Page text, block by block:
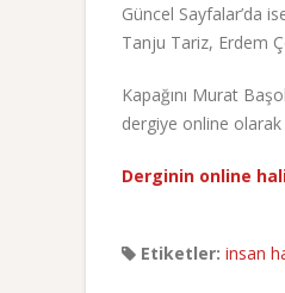
Güncel Sayfalar’da
Tanju Tariz, Erdem
Kapağını Murat
dergiye online olarak
Derginin online
Etiketler: insan